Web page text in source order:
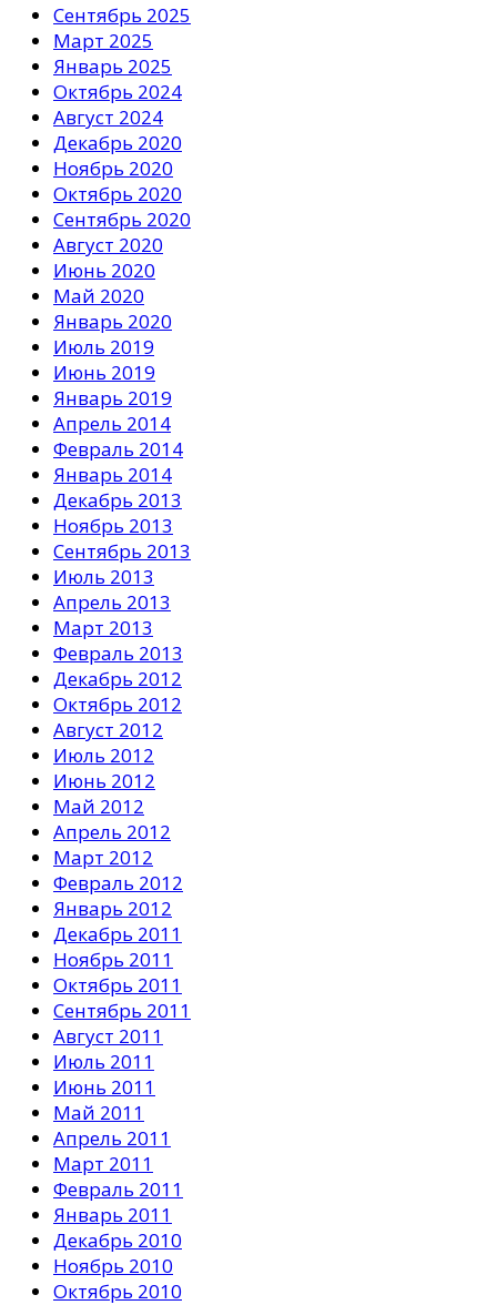
Сентябрь 2025
Март 2025
Январь 2025
Октябрь 2024
Август 2024
Декабрь 2020
Ноябрь 2020
Октябрь 2020
Сентябрь 2020
Август 2020
Июнь 2020
Май 2020
Январь 2020
Июль 2019
Июнь 2019
Январь 2019
Апрель 2014
Февраль 2014
Январь 2014
Декабрь 2013
Ноябрь 2013
Сентябрь 2013
Июль 2013
Апрель 2013
Март 2013
Февраль 2013
Декабрь 2012
Октябрь 2012
Август 2012
Июль 2012
Июнь 2012
Май 2012
Апрель 2012
Март 2012
Февраль 2012
Январь 2012
Декабрь 2011
Ноябрь 2011
Октябрь 2011
Сентябрь 2011
Август 2011
Июль 2011
Июнь 2011
Май 2011
Апрель 2011
Март 2011
Февраль 2011
Январь 2011
Декабрь 2010
Ноябрь 2010
Октябрь 2010